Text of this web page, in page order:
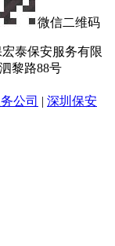
微信二维码
宏泰保安服务有限
黎路88号
公司 | 深圳保安